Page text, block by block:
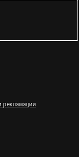
рекламации